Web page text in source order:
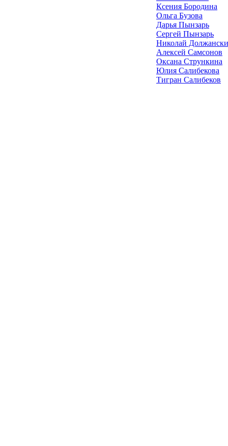
Ксения Бородина
Ольга Бузова
Дарья Пынзарь
Сергей Пынзарь
Николай
Алексей Самсонов
Оксана Стрункина
Юлия Салибекова
Тигран Салибеков